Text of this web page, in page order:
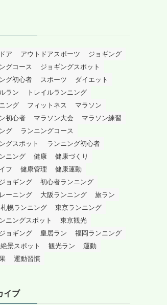
ア アウトドアスポーツ
ジョギング
グコース
ジョギングスポット
グ初心者
スポーツ
ダイエット
ラン
トレイルランニング
ング
フィットネス
マラソン
初心者
マラソン大会
マラソン練習
グ
ランニングコース
グスポット
ランニング初心者
ニング
健康
健康づくり
フ
健康管理
健康運動
ョギング
初心者ランニング
ーニング
大阪ランニング
旅ラン
札幌ランニング
東京ランニング
ニングスポット
東京観光
ョギング
皇居ラン
福岡ランニング
絶景スポット 観光ラン
運動
運動習慣
イブ